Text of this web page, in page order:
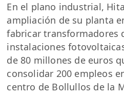
En el plano industrial,
ampliación de su planta
fabricar transformadores
instalaciones
de 80 millones de euros
consolidar 200 empleos
centro de Bollullos de la